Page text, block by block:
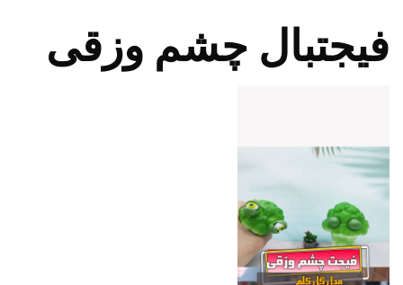
فیجتبال چشم وزقی